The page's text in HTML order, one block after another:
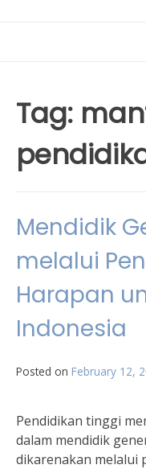
Tag:
Mendidik
melalui
Harapan
Indonesia
Posted on February 12,
Pendidikan tinggi
dalam mendidik
dikarenakan melalui